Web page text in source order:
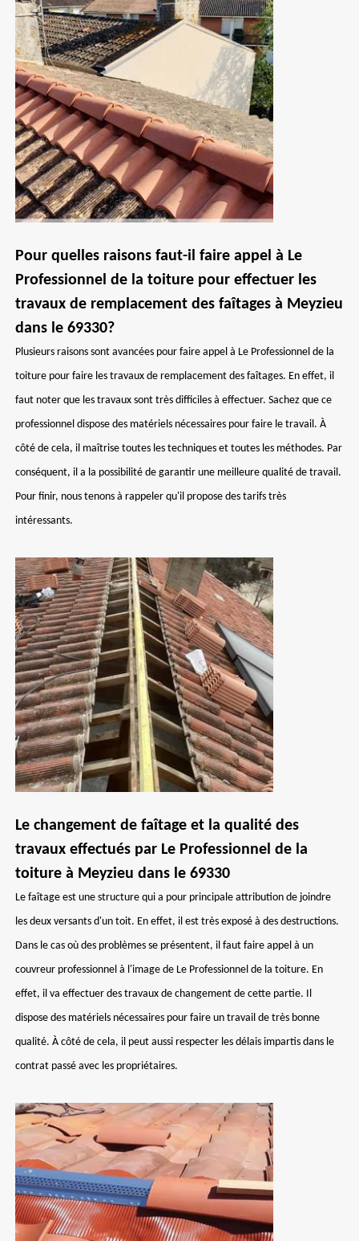
Pour quelles raisons faut-il faire appel à Le
Professionnel de la toiture pour effectuer les
travaux de remplacement des faîtages à Meyzieu
dans le 69330?
Plusieurs raisons sont avancées pour faire appel à Le Professionnel de la
toiture pour faire les travaux de remplacement des faîtages. En effet, il
faut noter que les travaux sont très difficiles à effectuer. Sachez que ce
professionnel dispose des matériels nécessaires pour faire le travail. À
côté de cela, il maîtrise toutes les techniques et toutes les méthodes. Par
conséquent, il a la possibilité de garantir une meilleure qualité de travail.
Pour finir, nous tenons à rappeler qu'il propose des tarifs très
intéressants.
Le changement de faîtage et la qualité des
travaux effectués par Le Professionnel de la
toiture à Meyzieu dans le 69330
Le faîtage est une structure qui a pour principale attribution de joindre
les deux versants d'un toit. En effet, il est très exposé à des destructions.
Dans le cas où des problèmes se présentent, il faut faire appel à un
couvreur professionnel à l'image de Le Professionnel de la toiture. En
effet, il va effectuer des travaux de changement de cette partie. Il
dispose des matériels nécessaires pour faire un travail de très bonne
qualité. À côté de cela, il peut aussi respecter les délais impartis dans le
contrat passé avec les propriétaires.